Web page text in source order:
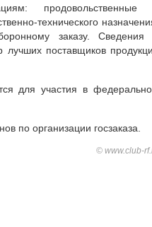
продовольственные
технического
заказу. Сведения
лучших поставщиков
для участия в
по организации госзаказа.
© www.club-